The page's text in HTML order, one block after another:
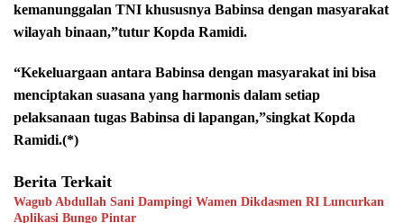
kemanunggalan TNI khususnya Babinsa dengan masyarakat
wilayah binaan,”tutur Kopda Ramidi.
“Kekeluargaan antara Babinsa dengan masyarakat ini bisa
menciptakan suasana yang harmonis dalam setiap
pelaksanaan tugas Babinsa di lapangan,”singkat Kopda
Ramidi.(*)
Berita Terkait
Wagub Abdullah Sani Dampingi Wamen Dikdasmen RI Luncurkan
Aplikasi Bungo Pintar